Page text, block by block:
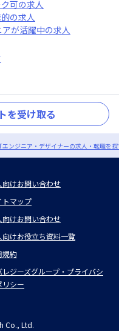
可の求人
の求人
が活躍中の求人
を受け取る
エンジニア・デザイナーの求人・転職を
向けお問い合わせ
トマップ
向けお問い合わせ
向けお役立ち資料一覧
規約
レジーズグループ・プライバシ
リシー
Co., Ltd.